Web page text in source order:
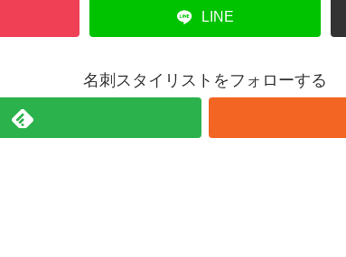
LINE
名刺スタイリストをフォローする